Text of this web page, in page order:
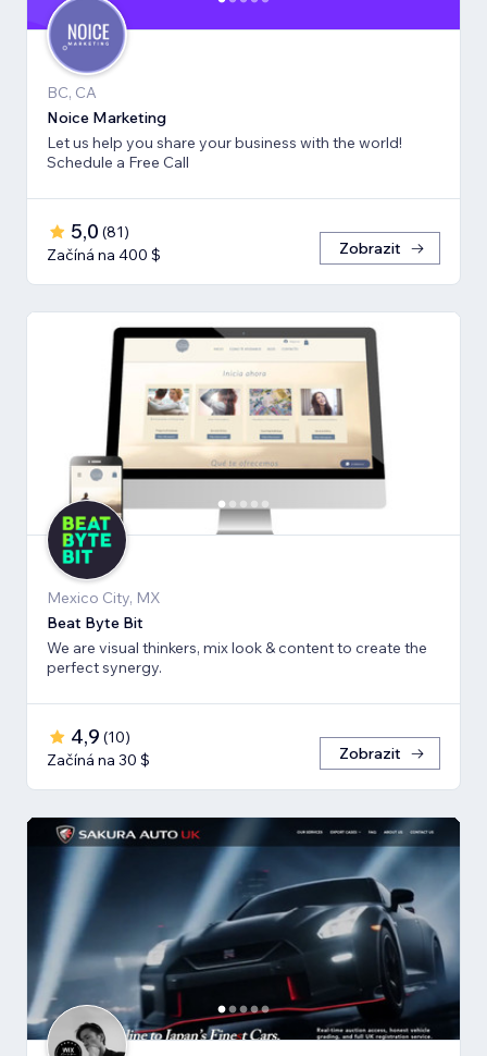
BC, CA
Noice Marketing
Let us help you share your business with the world!
Schedule a Free Call
5,0 (81)
Začíná na 400 $
Zobrazit
Mexico City, MX
Beat Byte Bit
We are visual thinkers, mix look & content to create the
perfect synergy.
4,9 (10)
Začíná na 30 $
Zobrazit